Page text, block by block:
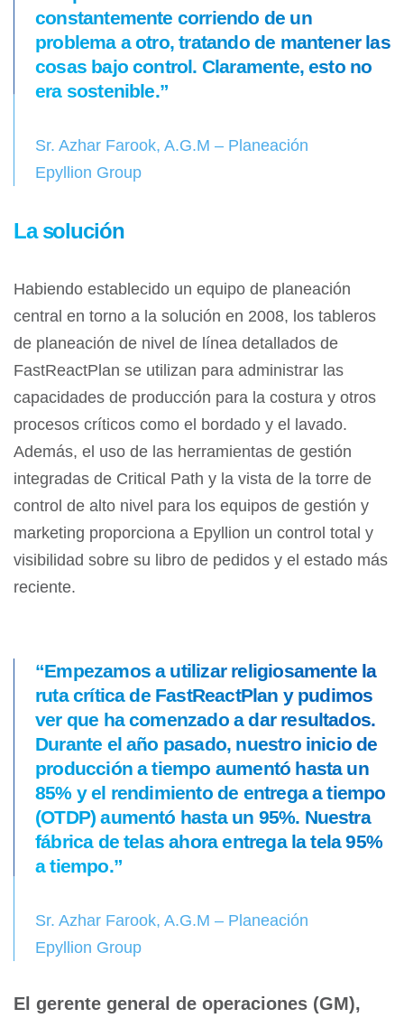
constantemente corriendo de un
problema a otro, tratando de mantener las
cosas bajo control. Claramente, esto no
era sostenible.”
Sr. Azhar Farook, A.G.M – Planeación
Epyllion Group
La solución
Habiendo establecido un equipo de planeación
central en torno a la solución en 2008, los tableros
de planeación de nivel de línea detallados de
FastReactPlan se utilizan para administrar las
capacidades de producción para la costura y otros
procesos críticos como el bordado y el lavado.
Además, el uso de las herramientas de gestión
integradas de Critical Path y la vista de la torre de
control de alto nivel para los equipos de gestión y
marketing proporciona a Epyllion un control total y
visibilidad sobre su libro de pedidos y el estado más
reciente.
“Empezamos a utilizar religiosamente la
ruta crítica de FastReactPlan y pudimos
ver que ha comenzado a dar resultados.
Durante el año pasado, nuestro inicio de
producción a tiempo aumentó hasta un
85% y el rendimiento de entrega a tiempo
(OTDP) aumentó hasta un 95%. Nuestra
fábrica de telas ahora entrega la tela 95%
a tiempo.”
Sr. Azhar Farook, A.G.M – Planeación
Epyllion Group
El gerente general de operaciones (GM),